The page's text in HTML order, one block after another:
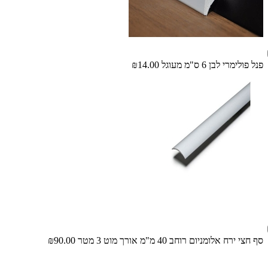
פנל פולימרי לבן 6 ס"מ מעוגל ₪14.00
סף חצי ירח אלומניום רוחב 40 מ"מ אורך מוט 3 מטר ₪90.00